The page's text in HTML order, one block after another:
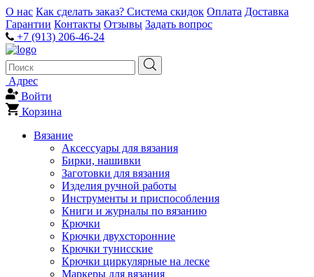
О нас Как сделать заказ? Система скидок Оплата Доставка
Гарантии Контакты Отзывы Задать вопрос
+7 (913) 206-46-24
Адрес
Войти
Корзина
Вязание
Аксессуары для вязания
Бирки, нашивки
Заготовки для вязания
Изделия ручной работы
Инструменты и приспособления
Книги и журналы по вязанию
Крючки
Крючки двухсторонние
Крючки тунисские
Крючки циркулярные на леске
Маркеры для вязания